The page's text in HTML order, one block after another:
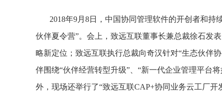
2018年9月8日，中国协同管理软件的开创者和
伙伴夏令营”。会上，致远互联董事长兼总裁徐石发
略新定位；致远互联执行总裁向奇汉针对“生态伙伴
伴围绕“伙伴经营转型升级”、“新一代企业管理平台
外，现场还举行了“致远互联CAP+协同业务云工厂